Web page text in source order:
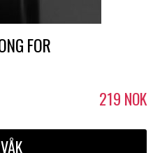
FOR
219 NOK